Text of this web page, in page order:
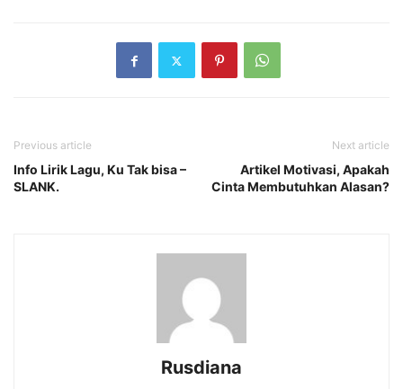
Previous article
Info Lirik Lagu, Ku Tak bisa –
SLANK.
Next article
Artikel Motivasi, Apakah
Cinta Membutuhkan Alasan?
Rusdiana